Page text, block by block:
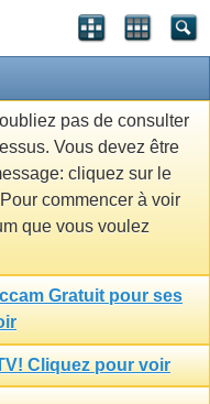
pas de consulter
Vous devez être
cliquez sur le
commencer à voir
que vous voulez
Gratuit pour ses
Cliquez pour voir